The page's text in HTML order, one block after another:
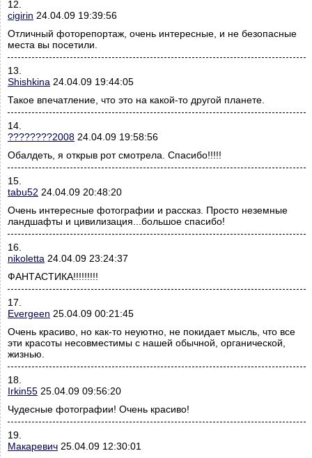
12.
cigirin 24.04.09 19:39:56
Отличный фоторепортаж, очень интересные, и не безопасные
места вы посетили.
13.
Shishkina 24.04.09 19:44:05
Такое впечатление, что это на какой-то другой планете.
14.
????????2008 24.04.09 19:58:56
Обалдеть, я открыв рот смотрела. Спасибо!!!!!
15.
tabu52 24.04.09 20:48:20
Очень интересные фотографии и рассказ. Просто неземные
ландшафты и цивилизация...большое спасибо!
16.
nikoletta 24.04.09 23:24:37
ФАНТАСТИКА!!!!!!!!!
17.
Evergeen 25.04.09 00:21:45
Очень красиво, но как-то неуютно, не покидает мысль, что все
эти красоты несовместимы с нашей обычной, органической,
жизнью.
18.
Irkin55 25.04.09 09:56:20
Чудесные фотографии! Очень красиво!
19.
Макаревич 25.04.09 12:30:01